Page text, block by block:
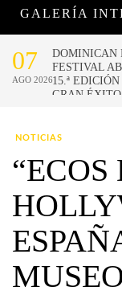
GALERÍA
NOTICIAS
“ECOS